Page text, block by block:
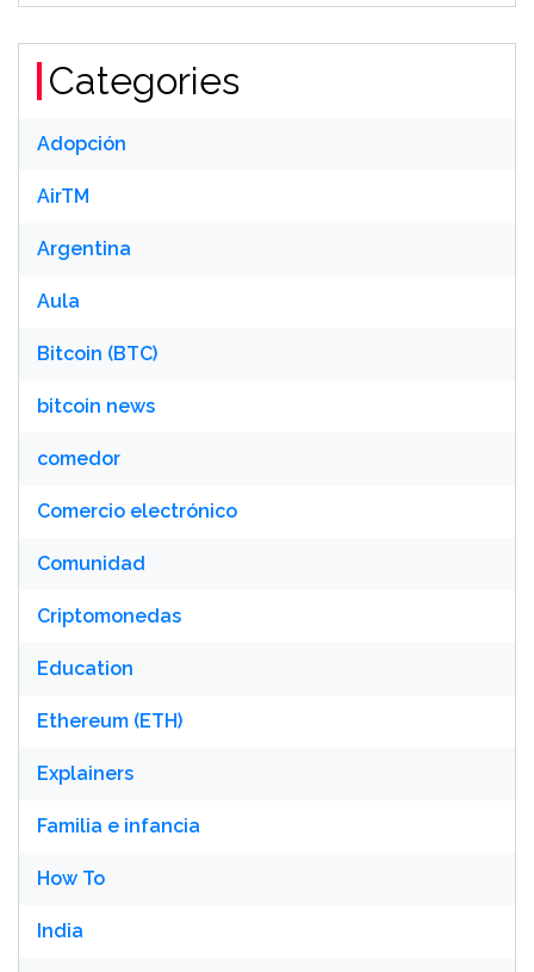
Categories
Adopción
AirTM
Argentina
Aula
Bitcoin (BTC)
bitcoin news
comedor
Comercio electrónico
Comunidad
Criptomonedas
Education
Ethereum (ETH)
Explainers
Familia e infancia
How To
India